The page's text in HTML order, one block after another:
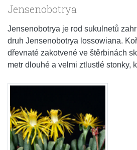
Jensenobotrya
Jensenobotrya je rod sukulnetů
druh Jensenobotrya lossowiana.
dřevnaté zakotvené ve štěrbinách
metr dlouhé a velmi ztlustlé stonky,